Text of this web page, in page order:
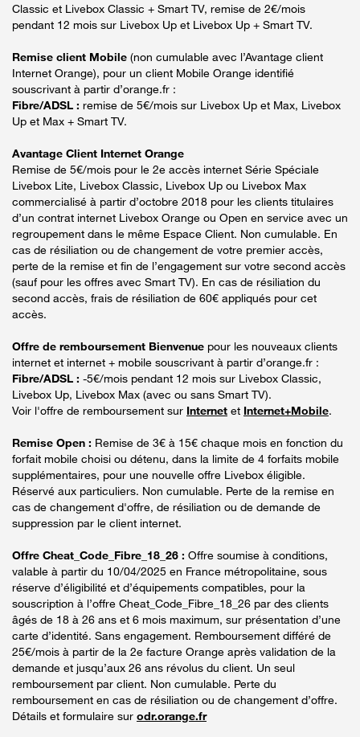
Classic et Livebox Classic + Smart TV, remise de 2€/mois
pendant 12 mois sur Livebox Up et Livebox Up + Smart TV.
Remise client Mobile (non cumulable avec l’Avantage client
Internet Orange), pour un client Mobile Orange identifié
souscrivant à partir d’orange.fr :
Fibre/ADSL : remise de 5€/mois sur Livebox Up et Max, Livebox
Up et Max + Smart TV.
Avantage Client Internet Orange
Remise de 5€/mois pour le 2e accès internet Série Spéciale
Livebox Lite, Livebox Classic, Livebox Up ou Livebox Max
commercialisé à partir d’octobre 2018 pour les clients titulaires
d’un contrat internet Livebox Orange ou Open en service avec un
regroupement dans le même Espace Client. Non cumulable. En
cas de résiliation ou de changement de votre premier accès,
perte de la remise et fin de l’engagement sur votre second accès
(sauf pour les offres avec Smart TV). En cas de résiliation du
second accès, frais de résiliation de 60€ appliqués pour cet
accès.
Offre de remboursement Bienvenue pour les nouveaux clients
internet et internet + mobile souscrivant à partir d’orange.fr :
Fibre/ADSL : -5€/mois pendant 12 mois sur Livebox Classic,
Livebox Up, Livebox Max (avec ou sans Smart TV).
Voir l'offre de remboursement sur Internet et Internet+Mobile.
Remise Open : Remise de 3€ à 15€ chaque mois en fonction du
forfait mobile choisi ou détenu, dans la limite de 4 forfaits mobile
supplémentaires, pour une nouvelle offre Livebox éligible.
Réservé aux particuliers. Non cumulable. Perte de la remise en
cas de changement d'offre, de résiliation ou de demande de
suppression par le client internet.
Offre Cheat_Code_Fibre_18_26 : Offre soumise à conditions,
valable à partir du 10/04/2025 en France métropolitaine, sous
réserve d’éligibilité et d’équipements compatibles, pour la
souscription à l’offre Cheat_Code_Fibre_18_26 par des clients
âgés de 18 à 26 ans et 6 mois maximum, sur présentation d’une
carte d’identité. Sans engagement. Remboursement différé de
25€/mois à partir de la 2e facture Orange après validation de la
demande et jusqu’aux 26 ans révolus du client. Un seul
remboursement par client. Non cumulable. Perte du
remboursement en cas de résiliation ou de changement d’offre.
Détails et formulaire sur odr.orange.fr